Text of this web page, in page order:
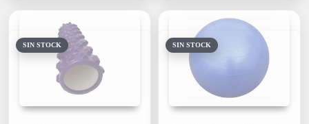
SIN STOCK SIN STOCK